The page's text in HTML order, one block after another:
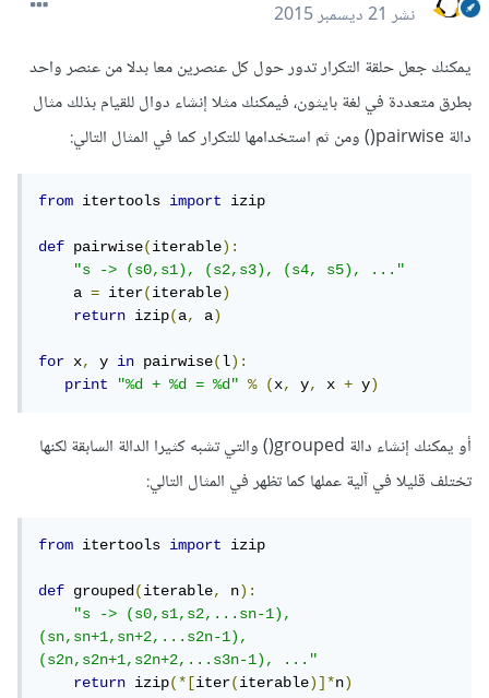
نشر21 ديسمبر 2015
يمكنك جعل حلقة التكرار تدور حول كل عنصرين معا بدلا من عنصر واحد
بطرق متعددة في لغة بايثون، فيمكنك مثلا إنشاء دوال للقيام بذلك مثال
دالة pairwise() ومن ثم استخدامها للتكرار كما في المثال التالي:
from itertools import izip
def pairwise(iterable):
"s -> (s0,s1), (s2,s3), (s4, s5), ..."
    a
= iter(iterable)
return izip(a, a)
for x, y in pairwise(l):
print
"%d + %d = %d" % (x, y, x + y)
أو يمكنك إنشاء دالة grouped() والتي تشبه كثيرا الدالة السابقة لكنها
تختلف قليلا في آلية عملها كما تظهر في المثال التالي:
from itertools import izip
def grouped(iterable, n):
"s -> (s0,s1,s2,...sn-1),
(sn,sn+1,sn+2,...s2n-1),
(s2n,s2n+1,s2n+2,...s3n-1), ..."
return izip(*[iter(iterable)]*n)